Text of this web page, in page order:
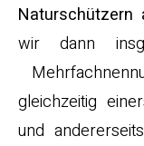
Naturschützern
wir dann
gleichzeitig
und